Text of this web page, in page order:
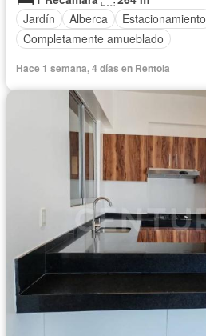
Jardín
Alberca Estacionamiento
Completamente amueblado
Hace 1 semana, 4 días en Rentola